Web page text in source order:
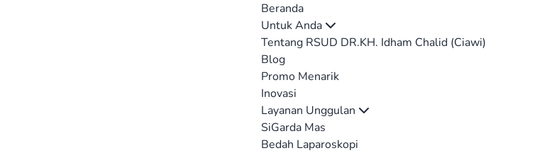
Beranda
Untuk Anda
Tentang RSUD DR.KH. Idham Chalid (Ciawi)
Blog
Promo Menarik
Inovasi
Layanan Unggulan
SiGarda Mas
Bedah Laparoskopi